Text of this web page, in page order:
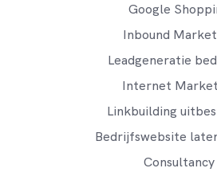
Google
Inbound
Leadgeneratie
Internet
Linkbuilding
Bedrijfswebsite
Consultancy